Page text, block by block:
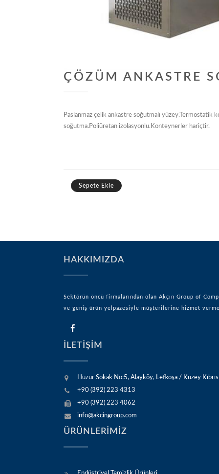
ÇÖZÜM ANKASTRE
Paslanmaz çelik ankastre soğutmalı
soğutma.Poliüretan izolasyonlu.Konteynerler hariçtir.
Sepete Ekle
HAKKIMIZDA
Sektörün öncü firmalarından olan Akçın Group of
ve geniş ürün yelpazesiyle müşterilerine hizmet
İLETİŞİM
Huzur Sokak No:5, Alayköy, Lefkoşa / Kuzey Kıbrıs
+90 (392) 223 4313
+90 (392) 223 4062
info@akcingroup.com
ÜRÜNLERİMİZ